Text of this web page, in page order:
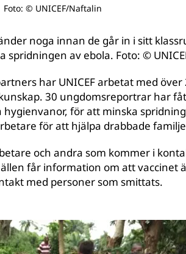
Foto: © UNICEF/Naftalin
noga innan de går in i sitt
spridningen av ebola. Foto: ©
har UNICEF arbetat med
30 ungdomsreportrar har
för att minska
för att hjälpa drabbade
och andra som kommer i
får information om att vaccinet
med personer som smittats.